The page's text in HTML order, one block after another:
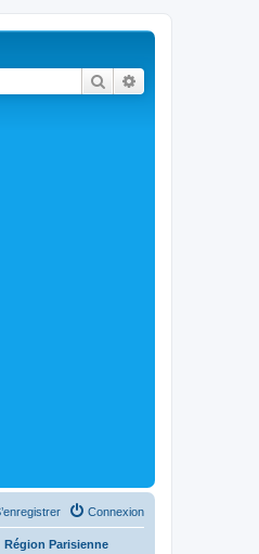
Rechercher
Connexion
Région Parisienne